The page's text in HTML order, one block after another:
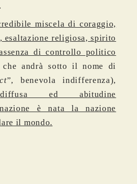
miscela di coraggio,
esaltazione religiosa, spirito
di controllo politico
che andrà sotto il nome di
”, benevola indifferenza),
ed abitudine
è nata la nazione
il mondo.